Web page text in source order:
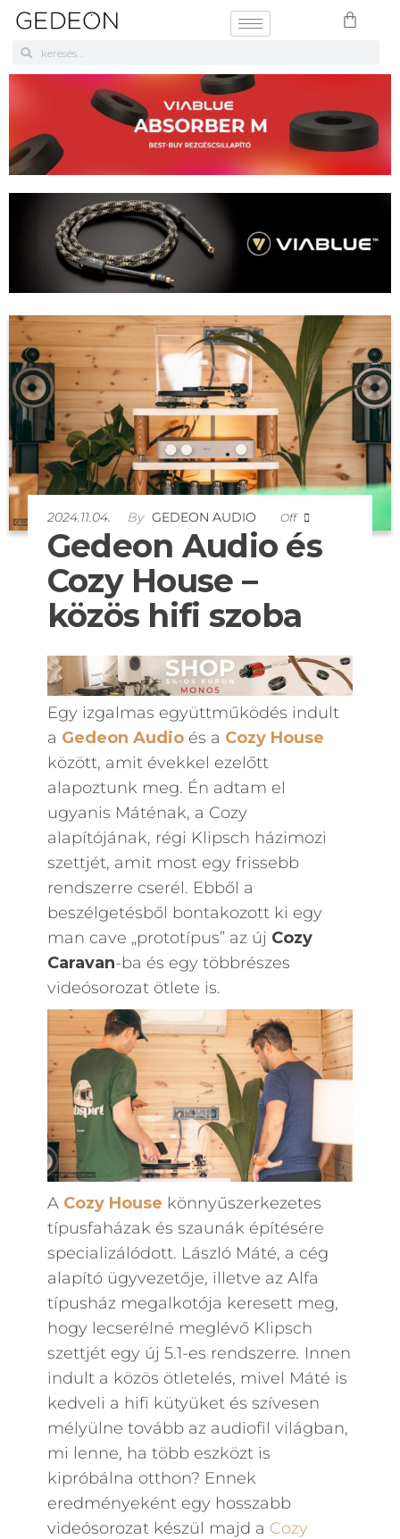
2024.11.04. By GEDEON AUDIO Off
Gedeon Audio és
Cozy House –
közös hifi szoba
Egy izgalmas együttműködés indult
a Gedeon Audioés a Cozy House
között, amit évekkel ezelőtt
alapoztunk meg. Én adtam el
ugyanis Máténak, a Cozy
alapítójának, régi Klipsch házimozi
szettjét, amit most egy frissebb
rendszerre cserél. Ebből a
beszélgetésből bontakozott ki egy
man cave „prototípus” az új Cozy
Caravan-ba és egy többrészes
videósorozat ötlete is.
A Cozy House könnyűszerkezetes
típusfaházak és szaunák építésére
specializálódott. László Máté, a cég
alapító ügyvezetője, illetve az Alfa
típusház megalkotója keresett meg,
hogy lecserélné meglévő Klipsch
szettjét egy új 5.1-es rendszerre. Innen
indult a közös ötletelés, mivel Máté is
kedveli a hifi kütyüket és szívesen
mélyülne tovább az audiofil világban,
mi lenne, ha több eszközt is
kipróbálna otthon? Ennek
eredményeként egy hosszabb
videósorozat készül majd a Cozy